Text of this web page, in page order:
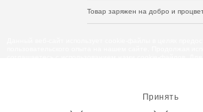
Товар заряжен на добро и
Принять